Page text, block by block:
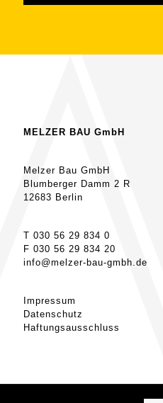
MELZER BAU GmbH
Melzer Bau GmbH
Blumberger Damm 2 R
12683 Berlin
T 030 56 29 834 0
F 030 56 29 834 20
info@melzer-bau-gmbh.de
Impressum
Datenschutz
Haftungsausschluss